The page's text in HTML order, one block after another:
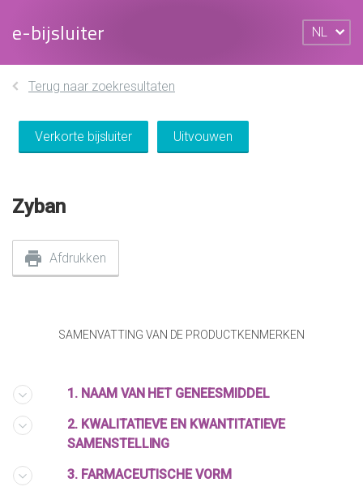
e-bijsluiter NL
Terug naar zoekresultaten
Verkorte bijsluiter Uitvouwen
Zyban
Afdrukken
SAMENVATTING VAN DE PRODUCTKENMERKEN
1. NAAM VAN HET GENEESMIDDEL
2. KWALITATIEVE EN KWANTITATIEVE
SAMENSTELLING
3. FARMACEUTISCHE VORM